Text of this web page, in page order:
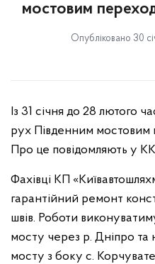
мостовим
Опубліковано 30
Із 31 січня до 28 лютого
рух Південним мостовим
Про це повідомляють у КК
Фахівці КП
гарантійний ремонт
швів. Роботи
мосту через р. Дніпро та
мосту з боку с.